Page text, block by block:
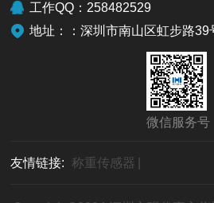
工作QQ：258482529
地址：：深圳市南山区虹步路39
微信服务号
友情链接: 称重传感器